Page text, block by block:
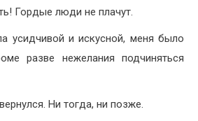
Гордые люди не плачут.
усидчивой и искусной, меня было
разве нежелания подчиняться
Ни тогда, ни позже.